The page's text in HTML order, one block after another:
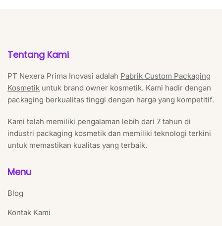
Tentang Kami
PT Nexera Prima Inovasi adalah Pabrik Custom Packaging
Kosmetik untuk brand owner kosmetik. Kami hadir dengan
packaging berkualitas tinggi dengan harga yang kompetitif.
Kami telah memiliki pengalaman lebih dari 7 tahun di
industri packaging kosmetik dan memiliki teknologi terkini
untuk memastikan kualitas yang terbaik.
Menu
Blog
Kontak Kami